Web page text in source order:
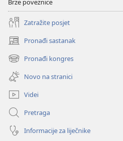
Brze poveznice
Zatražite posjet
Pronađi sastanak
(otvara
se
novi
prozor)
Pronađi kongres
(otvara
se
novi
prozor)
Novo na stranici
Videi
Pretraga
Informacije za liječnike